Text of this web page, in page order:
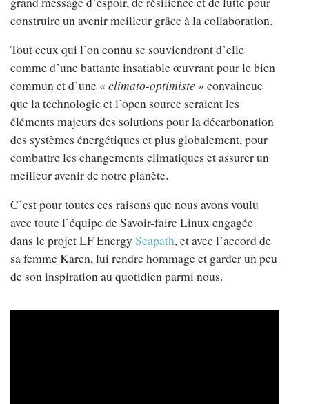
construire un avenir meilleur grâce à la collaboration.
Tout ceux qui l’on connu se souviendront d’elle
comme d’une battante insatiable œuvrant pour le bien
commun et d’une « climato-optimiste » convaincue
que la technologie et l’open source seraient les
éléments majeurs des solutions pour la décarbonation
des systèmes énergétiques et plus globalement, pour
combattre les changements climatiques et assurer un
meilleur avenir de notre planète.
C’est pour toutes ces raisons que nous avons voulu
avec toute l’équipe de Savoir-faire Linux engagée
dans le projet LF EnergySeapath, et avec l’accord de
sa femme Karen, lui rendre hommage et garder un peu
de son inspiration au quotidien parmi nous.